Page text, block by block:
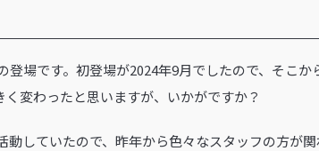
登場です。初登場が2024年9月でしたので、そこ
変わったと思いますが、いかがですか？
していたので、昨年から色々なスタッフの方が関